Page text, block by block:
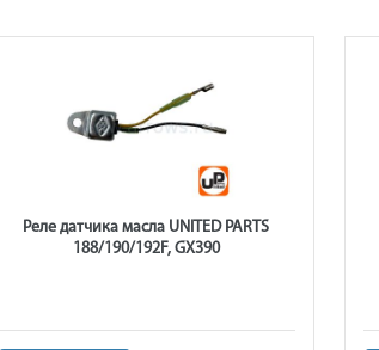
Реле датчика масла UNITED PARTS
188/190/192F, GX390